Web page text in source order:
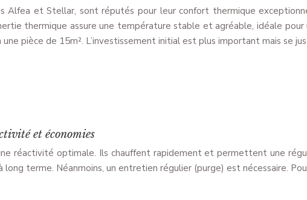
Alfea et Stellar, sont réputés pour leur confort thermique
thermique assure une température stable et agréable, idéale
pièce de 15m². L’investissement initial est plus important mais se
et économies
réactivité optimale. Ils chauffent rapidement et permettent une
terme. Néanmoins, un entretien régulier (purge) est nécessaire.